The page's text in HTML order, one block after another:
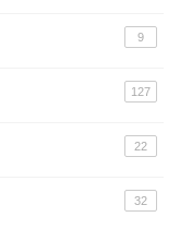
9
127
22
32